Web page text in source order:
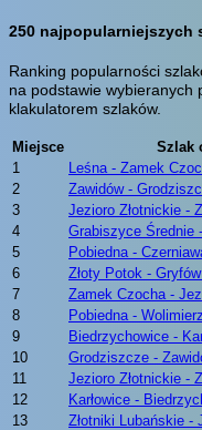
250 najpopularniejszych
Ranking popularności
na podstawie wybieranych
klakulatorem szlaków.
Miejsce Szlak
1
Leśna - Zamek
2
Zawidów -
3
Jezioro Złotnickie -
4
Grabiszyce Średnie
5
Pobiedna -
6
Złoty Potok -
7
Zamek Czocha -
8
Pobiedna - Wolimierz
9
Biedrzychowice -
10
Grodziszcze -
11
Jezioro Złotnickie -
12
Karłowice -
13
Złotniki Lubańskie -